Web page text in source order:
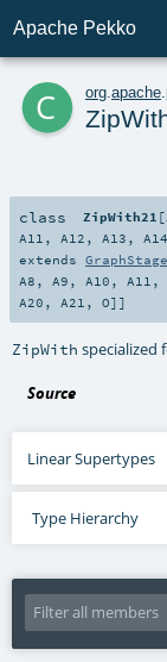
Apache Pekko
c org apache
class ZipWith21 [
A11 , A12 , A13 , A14
extends GraphStage
A8 , A9 , A10 , A11 ,
A20 , A21 , O]]
ZipWith specialized
Source
Linear Supertypes
Type Hierarchy